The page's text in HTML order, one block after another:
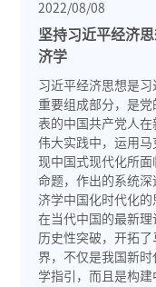
2022/08/08
坚持习近平经济
济学
习近平经济思想是
重要组成部分，是
表的中国共产党人
伟大实践中，运用
现中国式现代化所
命题，作出的系统
济学中国化时代化
在当代中国的最新
历史性突破，开拓
界，不仅是我国新
学指引，而且是构